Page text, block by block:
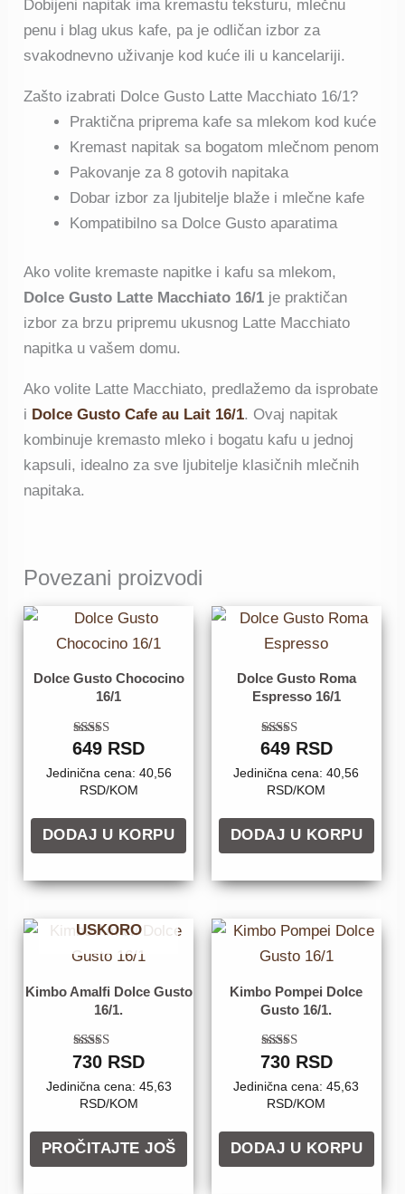
Dobijeni napitak ima kremastu teksturu, mlečnu
penu i blag ukus kafe, pa je odličan izbor za
svakodnevno uživanje kod kuće ili u kancelariji.
Zašto izabrati Dolce Gusto Latte Macchiato 16/1?
Praktična priprema kafe sa mlekom kod kuće
Kremast napitak sa bogatom mlečnom penom
Pakovanje za 8 gotovih napitaka
Dobar izbor za ljubitelje blaže i mlečne kafe
Kompatibilno sa Dolce Gusto aparatima
Ako volite kremaste napitke i kafu sa mlekom,
Dolce Gusto Latte Macchiato 16/1 je praktičan
izbor za brzu pripremu ukusnog Latte Macchiato
napitka u vašem domu.
Ako volite Latte Macchiato, predlažemo da isprobate
i Dolce Gusto Cafe au Lait 16/1. Ovaj napitak
kombinuje kremasto mleko i bogatu kafu u jednoj
kapsuli, idealno za sve ljubitelje klasičnih mlečnih
napitaka.
Povezani proizvodi
Dolce Gusto Chococino
16/1
Ocenjeno sa
5.00
od 5
649 RSD
Jedinična cena: 40,56
RSD/KOM
DODAJ U KORPU
Dolce Gusto Roma
Espresso 16/1
Ocenjeno
sa
4.62
od 5
649 RSD
Jedinična cena: 40,56
RSD/KOM
DODAJ U KORPU
USKORO
Kimbo Amalfi Dolce Gusto
16/1.
Ocenjeno sa
5.00
od 5
730 RSD
Jedinična cena: 45,63
RSD/KOM
PROČITAJTE JOŠ
Kimbo Pompei Dolce
Gusto 16/1.
Ocenjeno sa
5.00
od 5
730 RSD
Jedinična cena: 45,63
RSD/KOM
DODAJ U KORPU